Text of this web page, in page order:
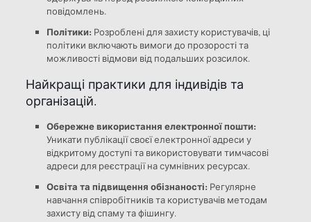
повідомлень.
Політики: Розроблені для захисту користувачів, ці
політики включають вимоги до прозорості та
можливості відмови від подальших розсилок.
Найкращі практики для індивідів та
організацій.
Обережне використання електронної пошти:
Уникати публікації своєї електронної адреси у
відкритому доступі та використовувати тимчасові
адреси для реєстрації на сумнівних ресурсах.
Освіта та підвищення обізнаності: Регулярне
навчання співробітників та користувачів методам
захисту від спаму та фішингу.